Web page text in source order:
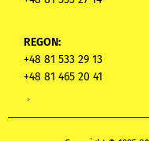
REGON:
+48 81 533 29 13
+48 81 465 20 41